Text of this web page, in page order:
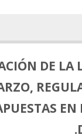
DE LA